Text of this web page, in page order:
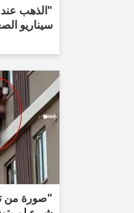
سيناريو
"صورة من